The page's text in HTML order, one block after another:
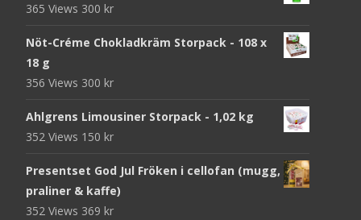
365 Views 300 kr
Nöt-Créme Chokladkräm Storpack - 108 x
18 g
356 Views 300 kr
Ahlgrens Limousiner Storpack - 1,02 kg
352 Views 150 kr
Presentset God Jul Fröken i cellofan (mugg,
praliner & kaffe)
352 Views 369 kr